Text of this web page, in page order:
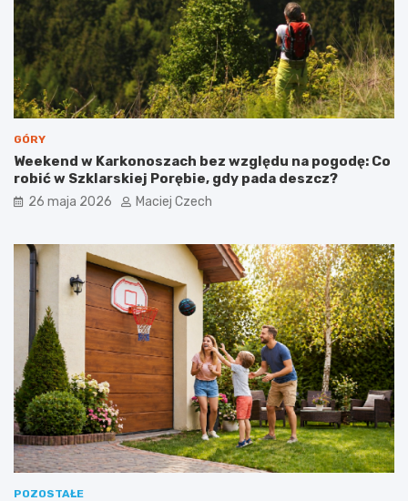
GÓRY
Weekend w Karkonoszach bez względu na pogodę: Co
robić w Szklarskiej Porębie, gdy pada deszcz?
26 maja 2026 Maciej Czech
POZOSTAŁE